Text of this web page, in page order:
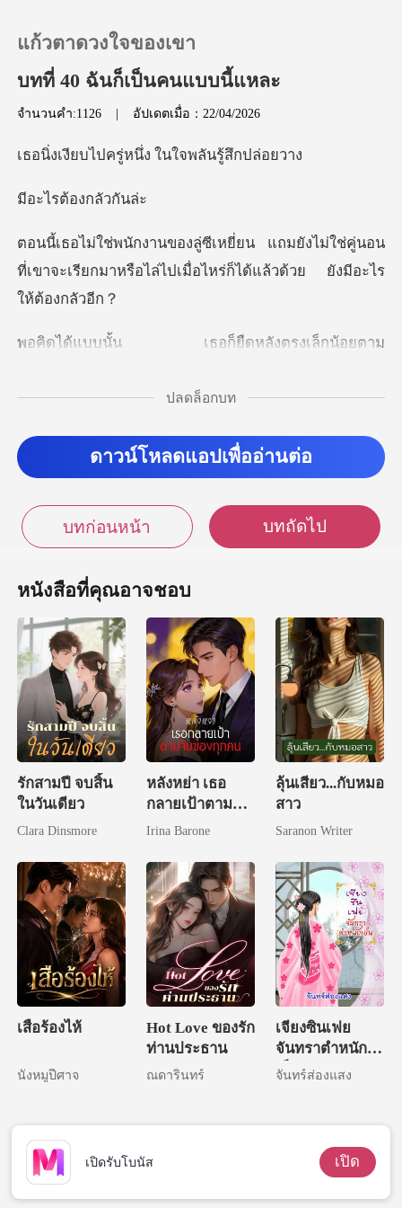
ประวัติการอ่าน
ออกจากระบบ
ดาวน์โหลดแอป
แก้วตาดวงใจของเขา
บทที่ 40 ฉันก็เป็นคนแบบนี้แหละ
จำนวนคำ:1126 | อัปเดตเมื่อ：22/04/2026
รู่หนึ่ง ในใจพล
ต้องกล
ังไม่ใช่คู่นอน
ที่เขาจะเรียกมาหรือไล่ไปเมื่
เ
ปลดล็อกบท
ดาวน์โหลดแอปเพื่ออ่านต่อ
บทก่อนหน้า บทถัดไป
หนังสือที่คุณอาจชอบ
รักสามปี จบสิ้น
ในวันเดียว
Clara Dinsmore
หลังหย่า เธอ
กลายเป้าตามจีบ
ของทุกคน
Irina Barone
ลุ้นเสียว...กับหมอ
สาว
Saranon Writer
เสือร้องไห้
นังหมูปีศาจ
Hot Love ของรัก
ท่านประธาน
ณดารินทร์
เจียงซินเฟย
จันทราตำหนัก
เย็น
จันทร์ส่องแสง
เปิดรับโบนัส เปิด